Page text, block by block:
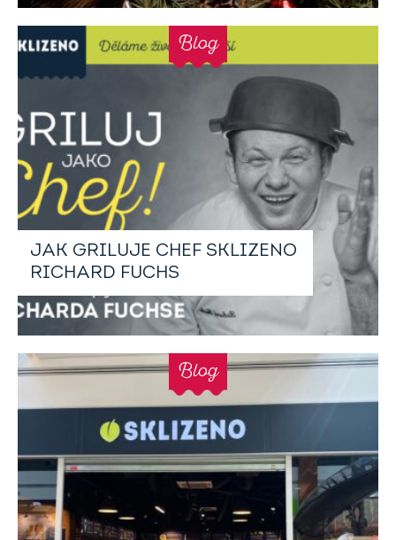
JAK GRILUJE CHEF SKLIZENO
RICHARD FUCHS
Blog
Blog